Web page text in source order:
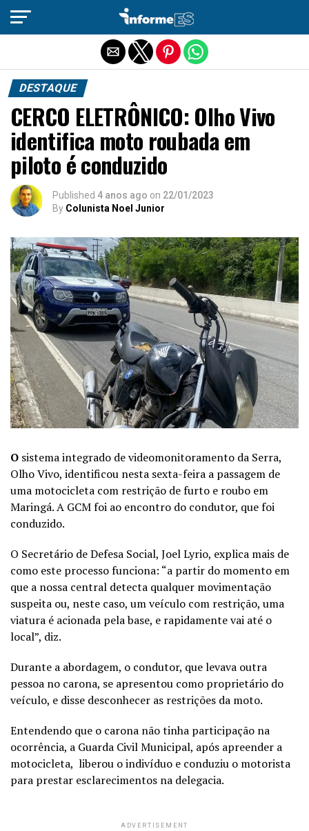
DESTAQUE
CERCO ELETRÔNICO: Olho Vivo
identifica moto roubada em
piloto é conduzido
Published 4 anos ago on 22/01/2023
By Colunista Noel Junior
O sistema integrado de videomonitoramento da Serra,
Olho Vivo, identificou nesta sexta-feira a passagem de
uma motocicleta com restrição de furto e roubo em
Maringá. A GCM foi ao encontro do condutor, que foi
conduzido.
O Secretário de Defesa Social, Joel Lyrio, explica mais de
como este processo funciona: “a partir do momento em
que a nossa central detecta qualquer movimentação
suspeita ou, neste caso, um veículo com restrição, uma
viatura é acionada pela base, e rapidamente vai até o
local”, diz.
Durante a abordagem, o condutor, que levava outra
pessoa no carona, se apresentou como proprietário do
veículo, e disse desconhecer as restrições da moto.
Entendendo que o carona não tinha participação na
ocorrência, a Guarda Civil Municipal, após apreender a
motocicleta, liberou o indivíduo e conduziu o motorista
para prestar esclarecimentos na delegacia.
ADVERTISEMENT
Sair da versão mobile